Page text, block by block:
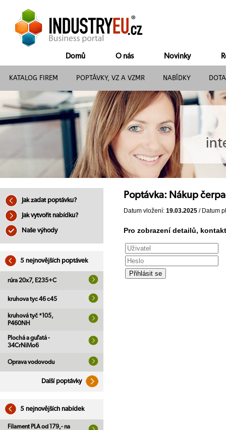
Domů O nás Novinky
KATALOG FIREM POPTÁVKY, VZ A VZMR NABÍDKY
Jak zadat poptávku?
Jak vytvořit nabídku?
Naše výhody
5 nejnovějších poptávek
rúra 20x7, E235+C
kruhova tyc 46 c45
kruhová tyč *105,
P460NH
Plochá a guľatá -
34CrNiMo6
Oprava vodovodu
Další poptávky
5 nejnovějších nabídek
Filament PLA od 179,- na
Poptávka: Nákup
Datum vložení: 19.03.2025 / Datum
Pro zobrazení detailů,